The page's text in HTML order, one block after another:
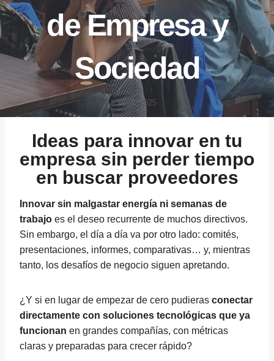
de Empresa y
Sociedad
26/05/2025
Ideas para innovar en tu
empresa sin perder tiempo
en buscar proveedores
Innovar sin malgastar energía ni semanas de
trabajo es el deseo recurrente de muchos directivos.
Sin embargo, el día a día va por otro lado: comités,
presentaciones, informes, comparativas… y, mientras
tanto, los desafíos de negocio siguen apretando.
¿Y si en lugar de empezar de cero pudieras conectar
directamente con soluciones tecnológicas que ya
funcionan en grandes compañías, con métricas
claras y preparadas para crecer rápido?